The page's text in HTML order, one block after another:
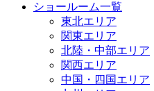
ショールーム一覧
東北エリア
関東エリア
北陸・中部エリア
関西エリア
中国・四国エリア